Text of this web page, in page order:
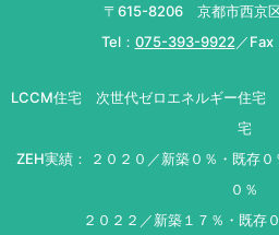
〒615-8206 京都市西京
Tel： 075-393-9922 ／
LCCM住宅 次世代ゼロエネルギー住
宅
ZEH実績： ２０２０／新築０％・既存
０％
２０２２／新築１７％・既存０